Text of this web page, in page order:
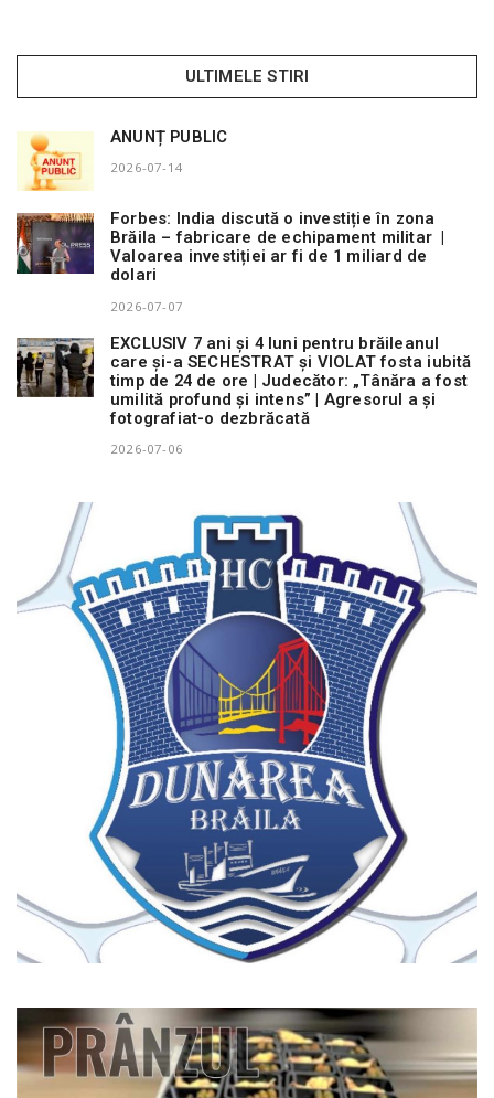
ULTIMELE STIRI
ANUNȚ PUBLIC
2026-07-14
Forbes: India discută o investiție în zona
Brăila – fabricare de echipament militar |
Valoarea investiției ar fi de 1 miliard de
dolari
2026-07-07
EXCLUSIV 7 ani și 4 luni pentru brăileanul
care și-a SECHESTRAT și VIOLAT fosta iubită
timp de 24 de ore | Judecător: „Tânăra a fost
umilită profund și intens” | Agresorul a și
fotografiat-o dezbrăcată
2026-07-06